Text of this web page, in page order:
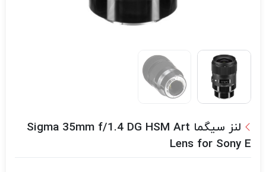
لنز سیگما Sigma 35mm f/1.4 DG HSM Art
Lens for Sony E